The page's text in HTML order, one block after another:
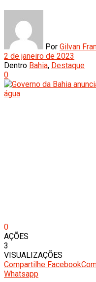
Por Gilvan
2 de janeiro de 2023
Dentro Bahia, Destaque
0
0
AÇÕES
3
VISUALIZAÇÕES
Compartilhe Facebook
Whatsapp